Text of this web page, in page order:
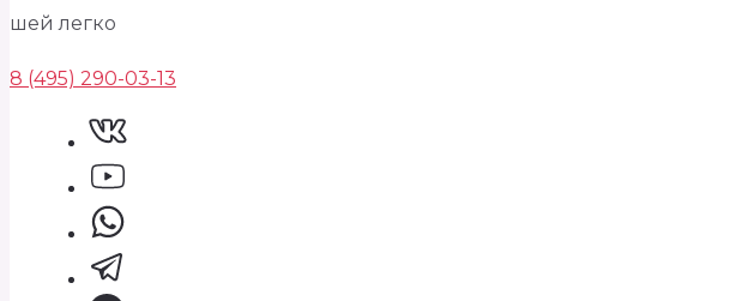
шей легко
8 (495) 290-03-13